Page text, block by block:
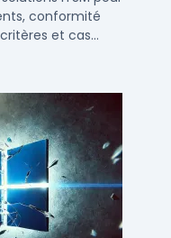
conformité
et cas